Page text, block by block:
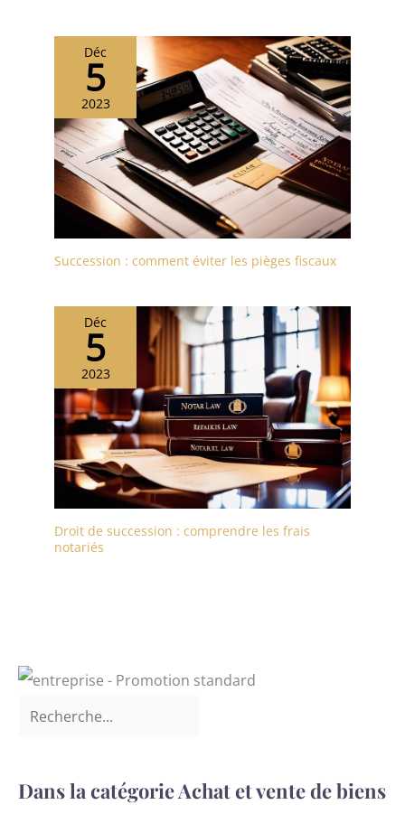
Déc
5
2023
Succession : comment éviter les pièges fiscaux
Déc
5
2023
Droit de succession : comprendre les frais
notariés
Dans la catégorie Achat et vente de biens